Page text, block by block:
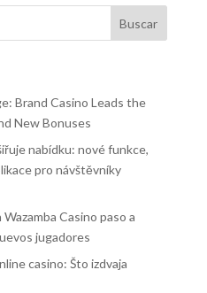
Brand Casino Leads the
New Bonuses
nabídku: nové funkce,
pro návštěvníky
Casino paso a
jugadores
casino: Što izdvaja